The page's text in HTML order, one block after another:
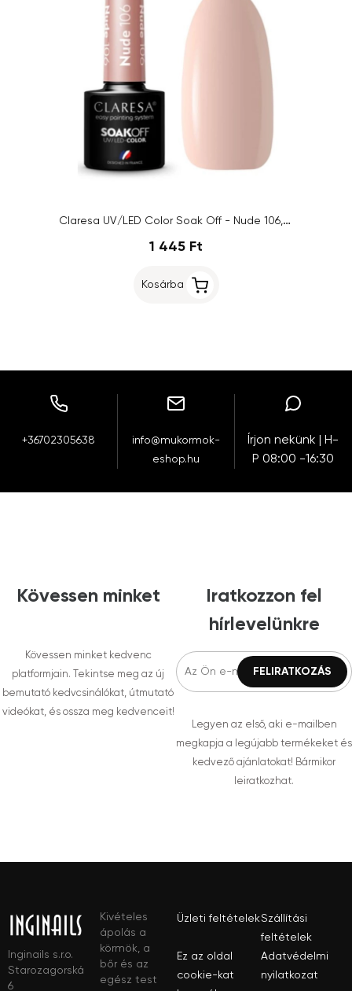
Claresa UV/LED Color Soak Off - Nude 106, 5g
1 445 Ft
Kosárba
+36702305638
info@mukormok-
eshop.hu
Írjon nekünk | H-
P 08:00 -16:30
Kövessen minket
Kövessen minket kedvenc
platformjain. Tekintse meg az új
bemutató kedvcsinálókat, útmutató
videókat, és ossza meg kedvenceit!
Iratkozzon fel
hírlevelünkre
Legyen az első, aki e-mailben
megkapja a legújabb termékeket és
kedvező ajánlatokat! Bármikor
leiratkozhat.
Inginails s.r.o.
Starozagorská
6
Kivételes
ápolás a
körmök, a
bőr és az
egész test
Üzleti feltételekSzállítási
feltételek
Ez az oldal
cookie-kat
Adatvédelmi
nyilatkozat